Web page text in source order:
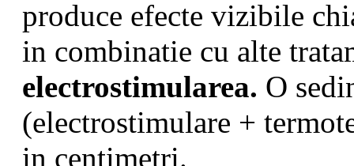
produce efecte vizibile
in combinatie cu alte
electrostimularea. O
(electrostimulare +
in centimetri.